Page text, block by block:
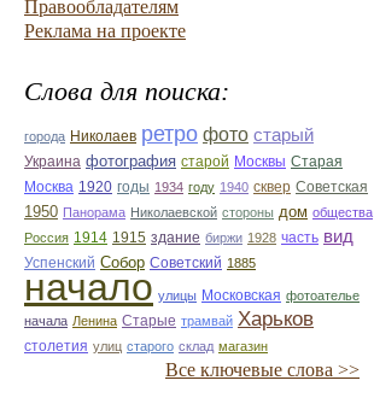
Правообладателям
Реклама на проекте
Слова для поиска:
города Николаев ретро фото старый
Украина фотография старой Москвы Старая
Москва 1920 годы 1934 году 1940 сквер Советская
1950 Панорама Николаевской стороны дом общества
Россия 1914 1915 здание биржи 1928 часть вид
Успенский Собор Советский 1885
начало улицы Московская фотоателье
начала Ленина Старые трамвай Харьков
столетия улиц старого склад магазин
Все ключевые слова >>